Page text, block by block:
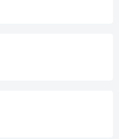
债利率处于低位，股债收益比较
金有望流入高收益资产，经济也有
IH或者IF股指期货，亦可择机做多
，套利暂无推荐。 国债 行情方
，1年期3.1%、5年期3.6%，符合
基准利率维持在4.5%不变，符合